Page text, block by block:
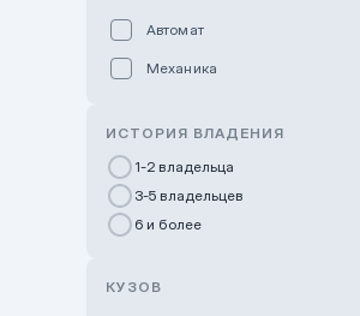
GWM Nurly Zhol
Chery Astana
Автомат
Механика
ИСТОРИЯ ВЛАДЕНИЯ
1-2 владельца
3-5 владельцев
6 и более
КУЗОВ